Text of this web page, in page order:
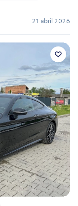
21 abril 2026